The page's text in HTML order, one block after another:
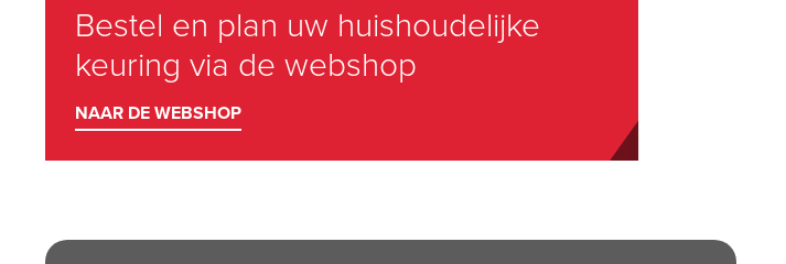
Electro-Test, uw duurzame partner in
veiligheid